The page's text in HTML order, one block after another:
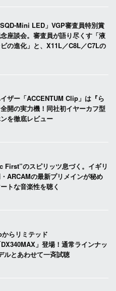
Mini LED」VGP審査員特別賞
座談会。審査員が語り尽くす「液
の進化」と、X11L／C8L／C7Lの
ザー「ACCENTUM Clip」は『ら
開の実力機！同社初イヤーカフ型
を徹底レビュー
First”のスピリッツ息づく。イギリ
ARCAMの最新プリメインが秘め
トな音楽性を聴く
らリミテッド
」登場！通常ラインナッ
ルとあわせて一斉試聴